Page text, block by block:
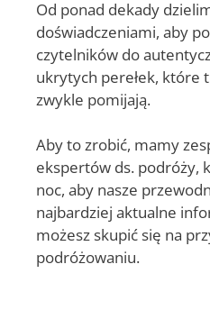
Od ponad dekady
doświadczeniami, aby
czytelników do
ukrytych perełek, które
zwykle pomijają.
Aby to zrobić, mamy
ekspertów ds. podróży,
noc, aby nasze
najbardziej aktualne
możesz skupić się na
podróżowaniu.